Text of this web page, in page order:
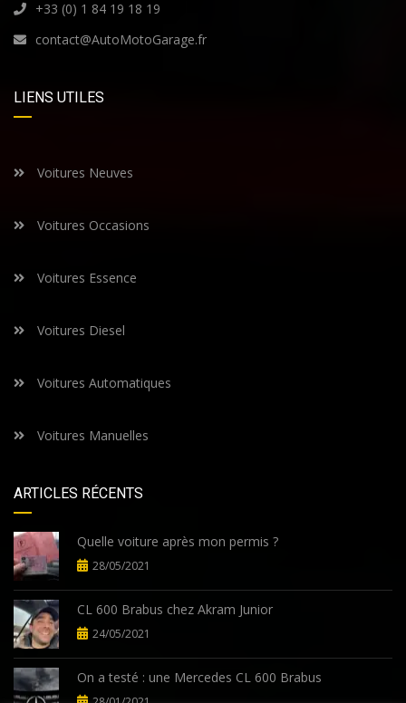
+33 (0) 1 84 19 18 19
contact@AutoMotoGarage.fr
LIENS UTILES
Voitures Neuves
Voitures Occasions
Voitures Essence
Voitures Diesel
Voitures Automatiques
Voitures Manuelles
ARTICLES RÉCENTS
Quelle voiture après mon permis ?
28/05/2021
CL 600 Brabus chez Akram Junior
24/05/2021
On a testé : une Mercedes CL 600 Brabus